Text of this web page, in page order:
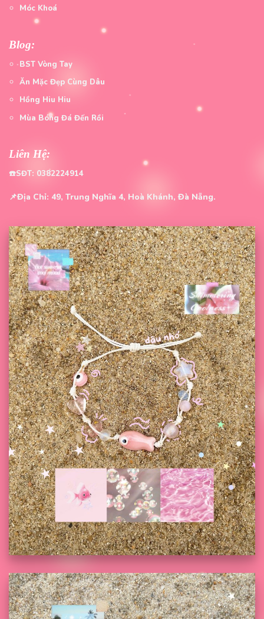
Móc Khoá
Blog:
BST Vòng Tay
Ăn Mặc Đẹp Cùng Dâu
Hồng Hiu Hiu
Mùa Bóng Đá Đến Rồi
Liên Hệ:
☎️SĐT: 0382224914
📌Địa Chỉ: 49, Trung Nghĩa 4, Hoà Khánh, Đà Nẵng.